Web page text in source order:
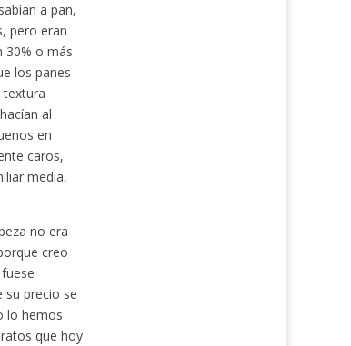
a pan,
pero eran
30% o más
los panes
textura
al
en
caros,
media,
no era
creo
su precio se
lo hemos
que hoy